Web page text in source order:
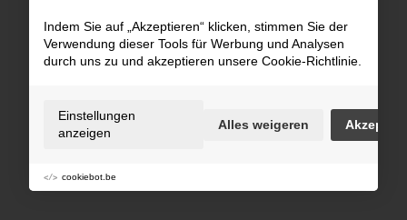
Indem Sie auf „Akzeptieren“ klicken, stimmen Sie der
Verwendung dieser Tools für Werbung und Analysen
durch uns zu und akzeptieren unsere Cookie-Richtlinie.
Einstellungen
anzeigen
Alles weigeren
cookiebot.be